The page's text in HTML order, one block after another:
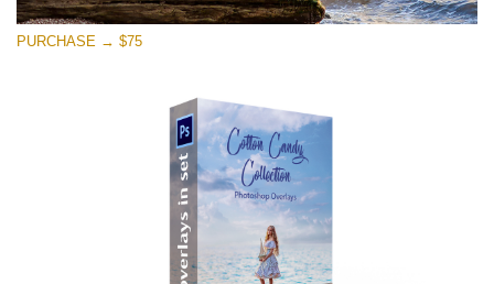
PURCHASE → $75